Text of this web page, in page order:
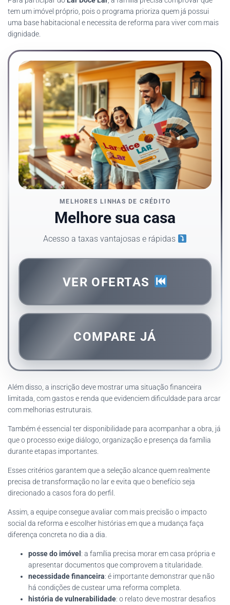
tem um imóvel próprio, pois o programa prioriza quem já possui
uma base habitacional e necessita de reforma para viver com mais
dignidade.
MELHORES LINHAS DE CRÉDITO
Melhore sua casa
Acesso a taxas vantajosas e rápidas
VER OFERTAS
COMPARE JÁ
Além disso, a inscrição deve mostrar uma situação financeira
limitada, com gastos e renda que evidenciem dificuldade para arcar
com melhorias estruturais.
Também é essencial ter disponibilidade para acompanhar a obra, já
que o processo exige diálogo, organização e presença da família
durante etapas importantes.
Esses critérios garantem que a seleção alcance quem realmente
precisa de transformação no lar e evita que o benefício seja
direcionado a casos fora do perfil.
Assim, a equipe consegue avaliar com mais precisão o impacto
social da reforma e escolher histórias em que a mudança faça
diferença concreta no dia a dia.
posse do imóvel : a família precisa morar em casa própria e
apresentar documentos que comprovem a titularidade.
necessidade financeira: é importante demonstrar que não
há condições de custear uma reforma completa.
história de vulnerabilidade: o relato deve mostrar desafios